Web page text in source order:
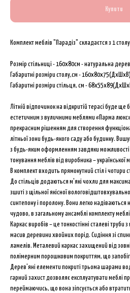
Купити
Комплект меблів "Парадіз" складаєтся з 1
Розмір стільниці - 160х80см - натуральна
Габаритні розміри столу,см - 160х80х75(ДхШхВ)
Габаритні розміри стільця, см -
Літній відпочинок на відкритій терасі буде
естетичним з вуличними меблями «Парма
прекрасним рішенням для створення
літньої зони будь-якого саду або будинку.
з будь-яким оформленням завдяки можливості
тонування меблів від виробника – української
В комплект входить прямокутний стіл і чотири
До стільців додаються м'які чохли для
зшиті з щільної якісної
синтепону і поролону. Вони легко надіваються
чудово, в загальному ансамблі комплекту
Каркас виробів – це тонкостінні сталеві труби
масив деревини хвойних порід. Сидіння зі
ламелів. Металевий каркас захищений від
полімерним порошковим покриттям, що
Дерев'яні елементи покриті трьома шарами
гарний захист дозволяє експлуатувати меблі
переймаючись, що вона зіпсується або